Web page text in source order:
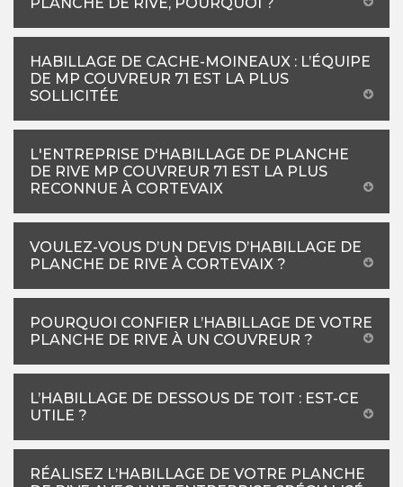
HABILLAGE DE CACHE-MOINEAUX : L’ÉQUIPE
DE MP COUVREUR 71 EST LA PLUS
SOLLICITÉE
L'ENTREPRISE D'HABILLAGE DE PLANCHE
DE RIVE MP COUVREUR 71 EST LA PLUS
RECONNUE À CORTEVAIX
VOULEZ-VOUS D’UN DEVIS D’HABILLAGE DE
PLANCHE DE RIVE À CORTEVAIX ?
POURQUOI CONFIER L’HABILLAGE DE VOTRE
PLANCHE DE RIVE À UN COUVREUR ?
L’HABILLAGE DE DESSOUS DE TOIT : EST-CE
UTILE ?
RÉALISEZ L’HABILLAGE DE VOTRE PLANCHE